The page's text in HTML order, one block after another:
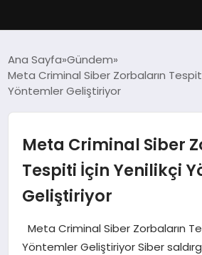
DÜNYA
MAGAZIN
SAĞLIK
Ana Sayfa Gündem
Meta Criminal Siber Zorbaların
Yöntemler Geliştiriyor
Meta Criminal Siber
Tespiti İçin Yenilikçi
Geliştiriyor
Meta Criminal Siber Zorbaların
Yöntemler Geliştiriyor Siber